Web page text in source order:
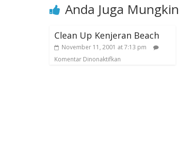
Anda Juga
Clean Up Kenjeran Beach
November 11, 2001 at 7:13 pm
Komentar Dinonaktifkan